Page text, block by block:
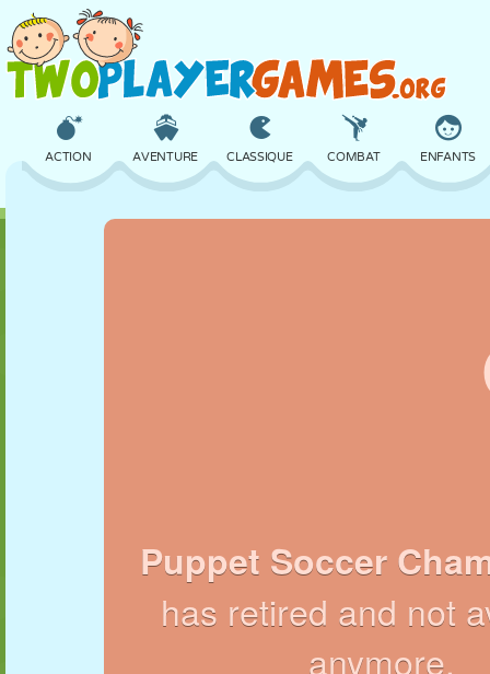
ACTION AVENTURE CLASSIQUE COMBAT ENFANTS
CASCADE TANK TENNIS MORPION